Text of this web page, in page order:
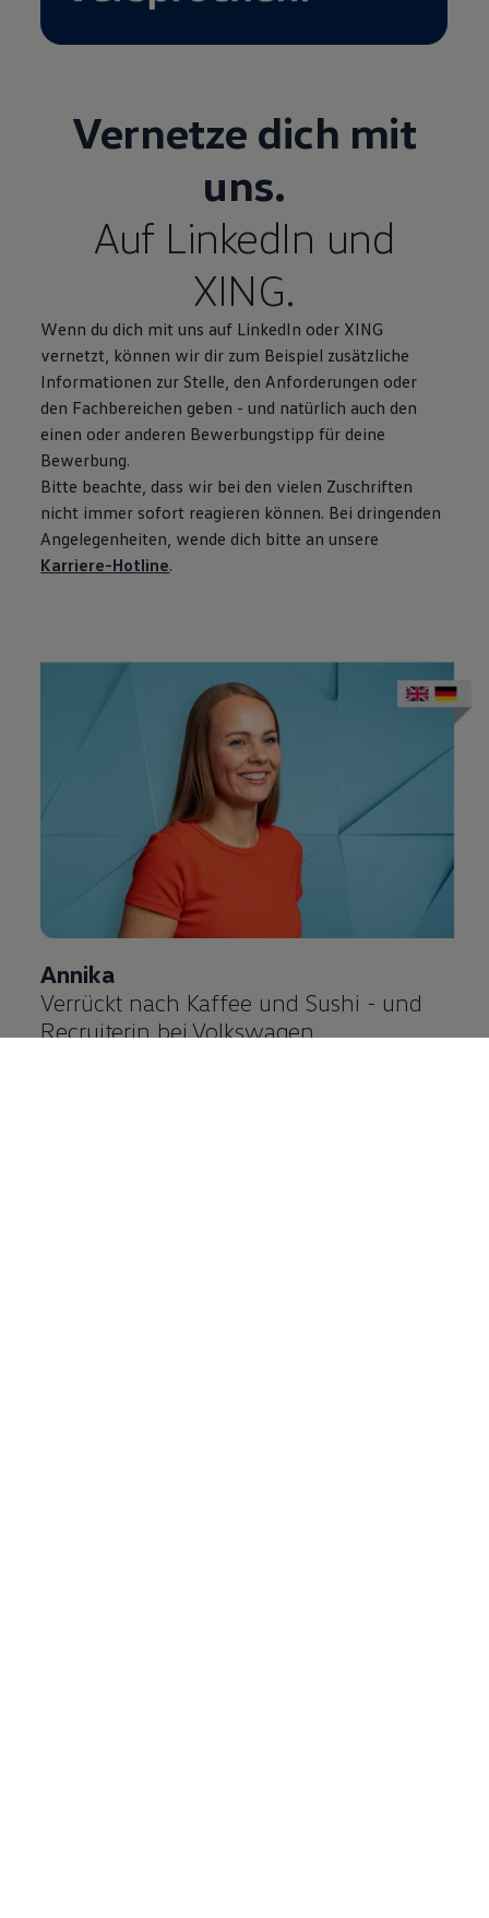
Vernetze dich mit
uns.
Auf LinkedIn und
XING.
Wenn du dich mit uns auf LinkedIn oder XING
vernetzt, können wir dir zum Beispiel zusätzliche
Informationen zur Stelle, den Anforderungen oder
den Fachbereichen geben - und natürlich auch den
einen oder anderen Bewerbungstipp für deine
Bewerbung.
Bitte beachte, dass wir bei den vielen Zuschriften
nicht immer sofort reagieren können. Bei dringenden
Angelegenheiten, wende dich bitte an unsere
Karriere-Hotline.
Annika
Verrückt nach Kaffee und Sushi - und
Recruiterin beiVolkswagen